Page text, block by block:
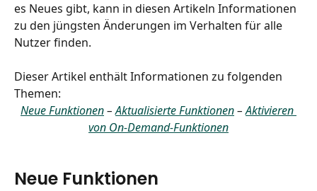
es Neues gibt, kann in diesen Artikeln Informationen
zu den jüngsten Änderungen im Verhalten für alle
Nutzer finden.
Dieser Artikel enthält Informationen zu folgenden
Themen:
Neue Funktionen – Aktualisierte Funktionen – Aktivieren
von On-Demand-Funktionen
Neue Funktionen